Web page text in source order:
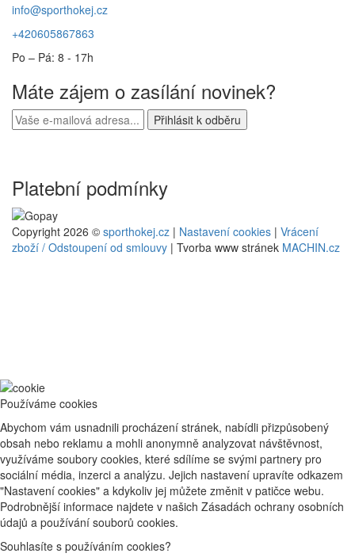
info@sporthokej.cz
+420605867863
Po – Pá: 8 - 17h
Máte zájem o zasílání novinek?
Platební podmínky
Copyright 2026 © sporthokej.cz | Nastavení cookies | Vrácení
zboží / Odstoupení od smlouvy | Tvorba www stránek MACHIN.cz
Používáme cookies
Abychom vám usnadnili procházení stránek, nabídli přizpůsobený
obsah nebo reklamu a mohli anonymně analyzovat návštěvnost,
využíváme soubory cookies, které sdílíme se svými partnery pro
sociální média, inzerci a analýzu. Jejich nastavení upravíte odkazem
"Nastavení cookies" a kdykoliv jej můžete změnit v patičce webu.
Podrobnější informace najdete v našich Zásadách ochrany osobních
údajů a používání souborů cookies.
Souhlasíte s používáním cookies?